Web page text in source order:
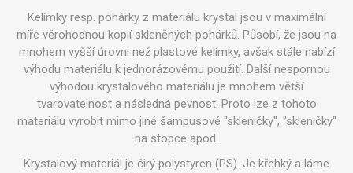
Kelímky resp. pohárky z materiálu krystal jsou v maximální
míře věrohodnou kopií skleněných pohárků. Působí, že jsou na
mnohem vyšší úrovni než plastové kelímky, avšak stále nabízí
výhodu materiálu k jednorázovému použití. Další nespornou
výhodou krystalového materiálu je mnohem větší
tvarovatelnost a následná pevnost. Proto lze z tohoto
materiálu vyrobit mimo jiné šampusové "skleničky", "skleničky"
na stopce apod.
Krystalový materiál je čirý polystyren (PS). Je křehký a láme